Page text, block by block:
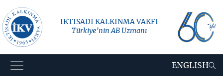
İKTİSADİ KALKINMA VAKFI
Türkiye’nin AB Uzmanı
ENGLISH